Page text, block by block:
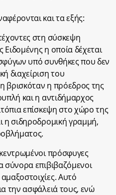
και τα εξής:
στη σύσκεψη
η οποία δέχεται
υπό συνθήκες που δεν
διαχείριση του
βρισκόταν η πρόεδρος της
και η αντιδήμαρχος
επίσκεψη στο χώρο της
η σιδηροδρομική γραμμή,
πρόσφυγες
σύνορα επιβιβαζόμενοι
Αυτό
την ασφάλειά τους, ενώ